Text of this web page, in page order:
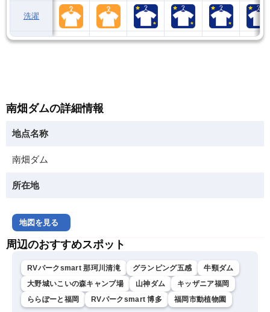
洗濯
南畑ダムの詳細情報
地点名称
南畑ダム
所在地
地図を見る
周辺のおすすめスポット
RVパークsmart 那珂川清滝 グランピング五感
牛頸ダム
大野城いこいの森キャンプ場
山神ダム
キッザニア福岡
ららぽーと福岡
RVパークsmart 博多 福岡市動植物園